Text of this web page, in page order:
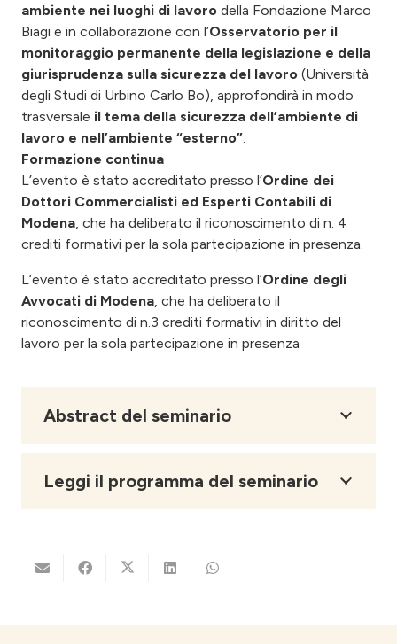
ambiente nei luoghi di lavoro della Fondazione Marco
Biagi e in collaborazione con l’Osservatorio per il
monitoraggio permanente della legislazione e della
giurisprudenza sulla sicurezza del lavoro (Università
degli Studi di Urbino Carlo Bo), approfondirà in modo
trasversale il tema della sicurezza dell’ambiente di
lavoro e nell’ambiente “esterno”.
Formazione continua
L’evento è stato accreditato presso l’Ordine dei
Dottori Commercialisti ed Esperti Contabili di
Modena, che ha deliberato il riconoscimento di n. 4
crediti formativi per la sola partecipazione in presenza.
L’evento è stato accreditato presso l’Ordine degli
Avvocati di Modena, che ha deliberato il
riconoscimento di n.3 crediti formativi in diritto del
lavoro per la sola partecipazione in presenza
Abstract del seminario
Leggi il programma del seminario